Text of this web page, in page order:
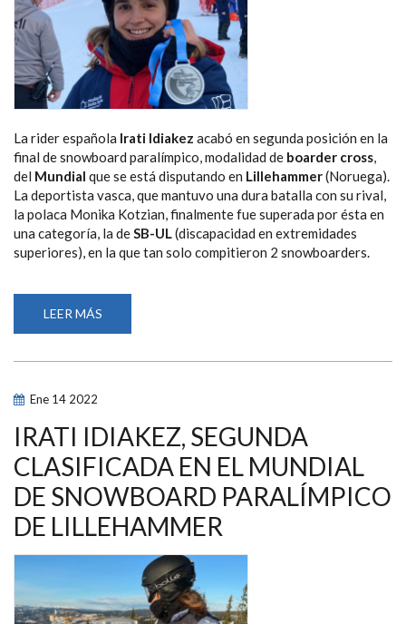
La rider española Irati Idiakez acabó en segunda posición en la
final de snowboard paralímpico, modalidad de boarder cross,
del Mundial que se está disputando en Lillehammer(Noruega).
La deportista vasca, que mantuvo una dura batalla con su rival,
la polaca Monika Kotzian, finalmente fue superada por ésta en
una categoría, la deSB-UL(discapacidad en extremidades
superiores), en la que tan solo compitieron 2 snowboarders.
LEER MÁS
IDIAKEZ
SEGUNDA
EN
SNOWBOARD
EN
EL
MUNDIAL
PARALÍMPICO
DE
LILLEHAMMER
Ene 14 2022
IRATI IDIAKEZ, SEGUNDA
CLASIFICADA EN EL MUNDIAL
DE SNOWBOARD PARALÍMPICO
DE LILLEHAMMER